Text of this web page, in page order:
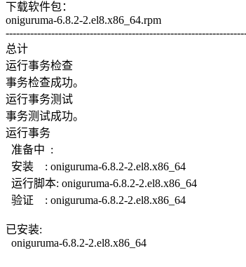
下载软件包：
oniguruma-6.8.2-
总计 717
运行事务检查
事务检查成功。
运行事务测试
事务测试成功。
运行事务
准
安装 :
运行脚本:
验证 :
已安装: